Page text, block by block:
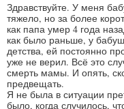
Здравствуйте. У меня
тяжело, но за более
как папа умер 4 года
как было раньше, у
детства, ей постоянно
уже не верил. Всё это
смерть мамы. И опять,
предвещать.
Я не была в ситуации
было, когда случилось,